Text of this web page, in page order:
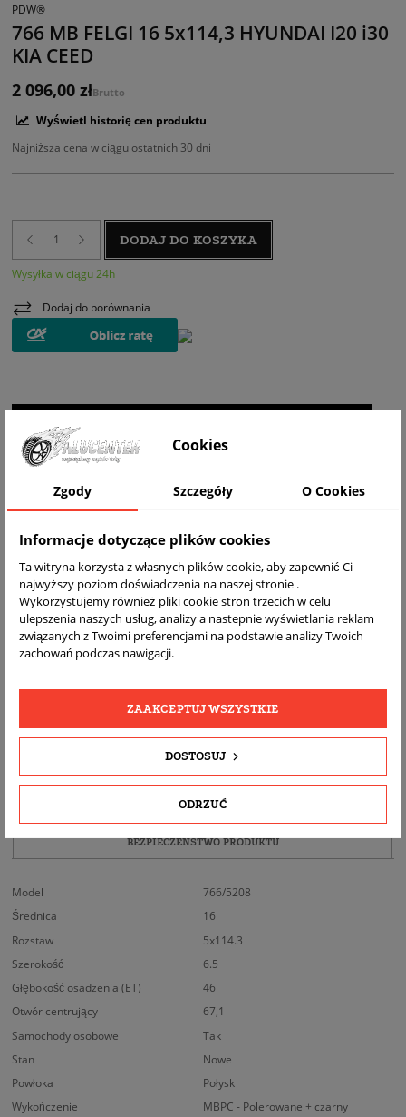
PDW®
766 MB FELGI 16 5x114,3 HYUNDAI I20 i30
KIA CEED
2 096,00 złBrutto
Wyświetl historię cen produktu
Najniższa cena w ciągu ostatnich 30 dni
DODAJ DO KOSZYKA
Wysyłka w ciągu 24h
Dodaj do porównania
DARMOWA
WYSYŁKA
BEZPŁATNY
REALNE
SZCZEGÓŁY PRODUKTU
OPIS
DOPASOWANIE
BEZPIECZEŃSTWO PRODUKTU
Model
766/5208
Średnica
16
Rozstaw
5x114.3
Szerokość
6.5
Głębokość osadzenia (ET)
46
Otwór centrujący
67,1
Samochody osobowe
Tak
Stan
Nowe
Powłoka
Połysk
Wykończenie
MBPC - Polerowane + czarny
Cookies
Zgody Szczegóły O Cookies
Informacje dotyczące plików cookies
Ta witryna korzysta z własnych plików cookie, aby zapewnić Ci
najwyższy poziom doświadczenia na naszej stronie .
Wykorzystujemy również pliki cookie stron trzecich w celu
ulepszenia naszych usług, analizy a nastepnie wyświetlania reklam
związanych z Twoimi preferencjami na podstawie analizy Twoich
zachowań podczas nawigacji.
ODRZUĆ
DOSTOSUJ
ZAAKCEPTUJ WSZYSTKIE